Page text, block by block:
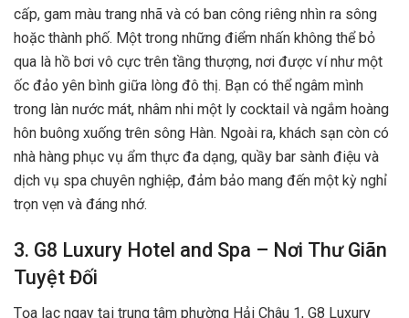
cấp, gam màu trang nhã và có ban công riêng nhìn ra sông
hoặc thành phố. Một trong những điểm nhấn không thể bỏ
qua là hồ bơi vô cực trên tầng thượng, nơi được ví như một
ốc đảo yên bình giữa lòng đô thị. Bạn có thể ngâm mình
trong làn nước mát, nhâm nhi một ly cocktail và ngắm hoàng
hôn buông xuống trên sông Hàn. Ngoài ra, khách sạn còn có
nhà hàng phục vụ ẩm thực đa dạng, quầy bar sành điệu và
dịch vụ spa chuyên nghiệp, đảm bảo mang đến một kỳ nghỉ
trọn vẹn và đáng nhớ.
3. G8 Luxury Hotel and Spa – Nơi Thư Giãn
Tuyệt Đối
Tọa lạc ngay tại trung tâm phường Hải Châu 1, G8 Luxury